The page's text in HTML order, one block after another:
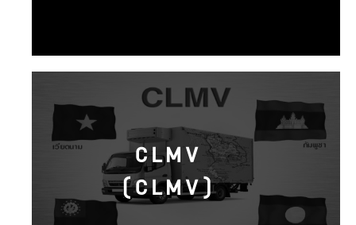
CLMV
(CLMV)